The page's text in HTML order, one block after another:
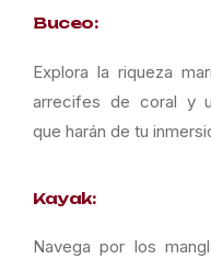
Buceo:
Explora la riqueza
arrecifes de coral y
que harán de tu
Kayak:
Navega por los